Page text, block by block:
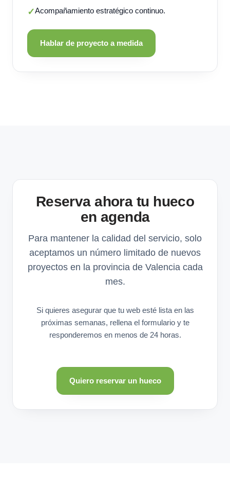
✓Acompañamiento estratégico continuo.
Hablar de proyecto a medida
Reserva ahora tu hueco
en agenda
Para mantener la calidad del servicio, solo
aceptamos un número limitado de nuevos
proyectos en la provincia de Valencia cada
mes.
Si quieres asegurar que tu web esté lista en las
próximas semanas, rellena el formulario y te
responderemos en menos de 24 horas.
Quiero reservar un hueco